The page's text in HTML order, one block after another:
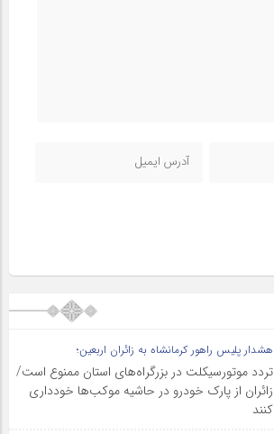
هشدار پلیس راهور کرمانشاه به زائران اربعین؛
تردد موتورسیکلت در بزرگراه‌های استان ممنوع است/
زائران از پارک خودرو در حاشیه موکب‌ها خودداری
کنند